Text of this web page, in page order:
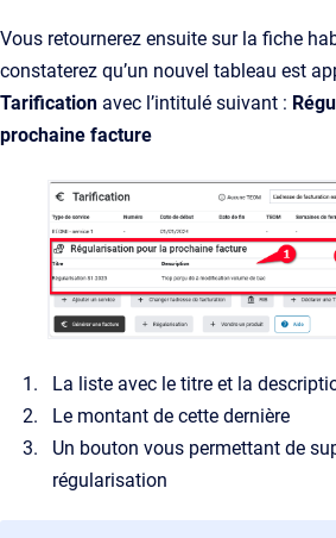
Vous retournerez ensuite sur la fiche
constaterez qu’un nouvel tableau est
Tarification avec l’intitulé suivant :
prochaine facture
La liste avec le titre et la
Le montant de cette dernière
Un bouton vous permettant de
régularisation